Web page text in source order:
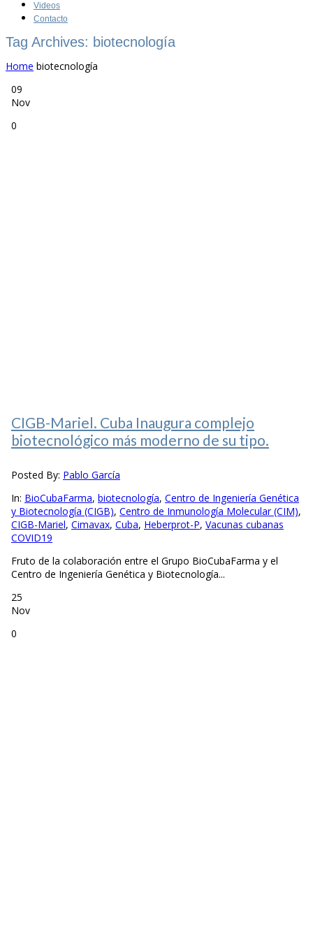
Videos
Contacto
Tag Archives: biotecnología
Home biotecnología
09
Nov
0
CIGB-Mariel. Cuba Inaugura complejo
biotecnológico más moderno de su tipo.
Posted By: Pablo García
In: BioCubaFarma, biotecnología, Centro de Ingeniería Genética
y Biotecnología (CIGB), Centro de Inmunología Molecular (CIM),
CIGB-Mariel, Cimavax, Cuba, Heberprot-P, Vacunas cubanas
COVID19
Fruto de la colaboración entre el Grupo BioCubaFarma y el
Centro de Ingeniería Genética y Biotecnología...
25
Nov
0